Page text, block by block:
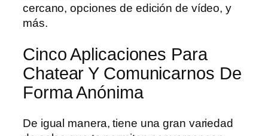
cercano, opciones de edición de vídeo, y
más.
Cinco Aplicaciones Para
Chatear Y Comunicarnos De
Forma Anónima
De igual manera, tiene una gran variedad